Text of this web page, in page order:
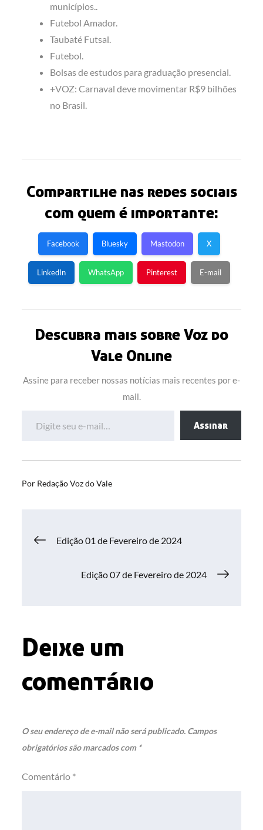
municípios..
Futebol Amador.
Taubaté Futsal.
Futebol.
Bolsas de estudos para graduação presencial.
+VOZ: Carnaval deve movimentar R$9 bilhões
no Brasil.
Compartilhe nas redes sociais
com quem é importante:
Facebook Bluesky Mastodon X
LinkedIn WhatsApp Pinterest E-mail
Descubra mais sobre Voz do
Vale Online
Assine para receber nossas notícias mais recentes por e-
mail.
Assinar
Por Redação Voz do Vale
Navegação
Edição 01 de Fevereiro de 2024
Edição 07 de Fevereiro de 2024
Deixe um
comentário
O seu endereço de e-mail não será publicado. Campos
obrigatórios são marcados com *
Comentário *